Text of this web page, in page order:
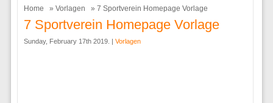
Home » Vorlagen » 7 Sportverein Homepage Vorlage
7 Sportverein Homepage Vorlage
Sunday, February 17th 2019. | Vorlagen